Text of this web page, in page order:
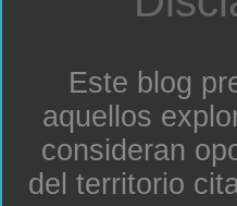
Este blog
aquellos
consideran
del territorio